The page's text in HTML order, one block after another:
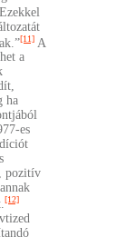
[11] A
a
ha
es
pozitív
[12]